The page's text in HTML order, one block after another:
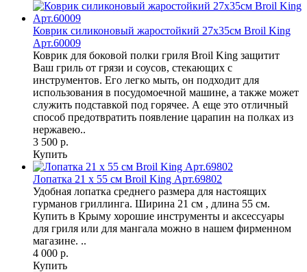
Коврик силиконовый жаростойкий 27х35см Broil King
Арт.60009
Коврик для боковой полки гриля Broil King защитит
Ваш гриль от грязи и соусов, стекающих с
инструментов. Его легко мыть, он подходит для
использования в посудомоечной машине, а также может
служить подставкой под горячее. А еще это отличный
способ предотвратить появление царапин на полках из
нержавею..
3 500 р.
Купить
Лопатка 21 x 55 см Broil King Арт.69802
Удобная лопатка среднего размера для настоящих
гурманов гриллинга. Ширина 21 см , длина 55 см.
Купить в Крыму хорошие инструменты и аксессуары
для гриля или для мангала можно в нашем фирменном
магазине. ..
4 000 р.
Купить